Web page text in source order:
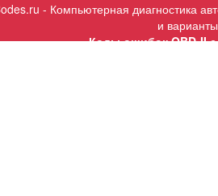
- Компьютерная диагностика
и
Коды ошибок OBD-II